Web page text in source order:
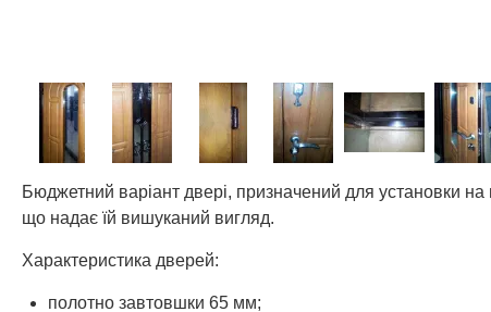
Бюджетний варіант двері, призначений для установки
що надає їй вишуканий вигляд.
Характеристика дверей:
полотно завтовшки 65 мм;